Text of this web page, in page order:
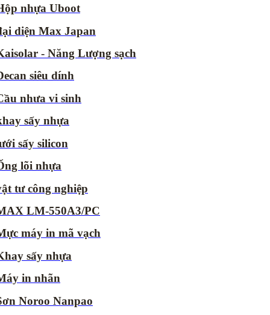
nhựa Uboot
diện Max Japan
- Năng Lượng sạch
siêu dính
nhưa vi sinh
sấy nhựa
sấy silicon
lõi nhựa
tư công nghiệp
LM-550A3/PC
máy in mã vạch
sấy nhựa
in nhãn
Noroo Nanpao